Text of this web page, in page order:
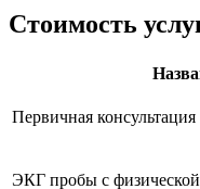
Стоимость
Первичная консультация
ЭКГ пробы с физической